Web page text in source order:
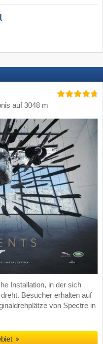
auf 3048 m
Installation, in der sich
Besucher erhalten auf
von Spectre in